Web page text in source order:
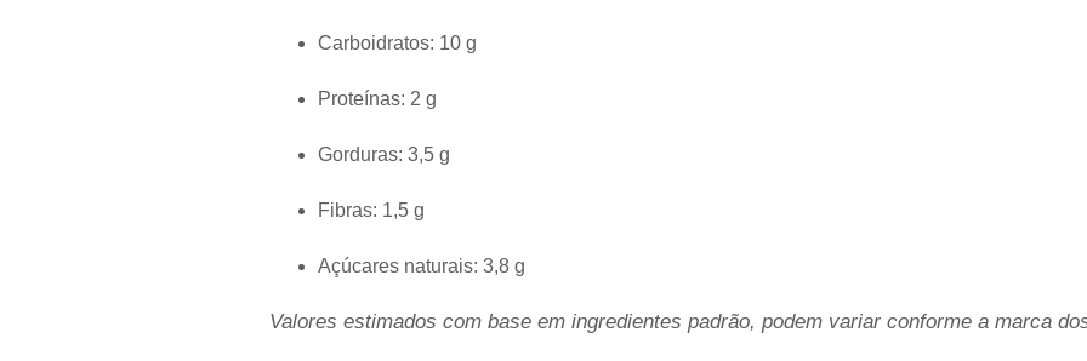
Carboidratos: 10 g
Proteínas: 2 g
Gorduras: 3,5 g
Fibras: 1,5 g
Açúcares naturais: 3,8 g
Valores estimados com base em ingredientes padrão, podem variar conforme a marca